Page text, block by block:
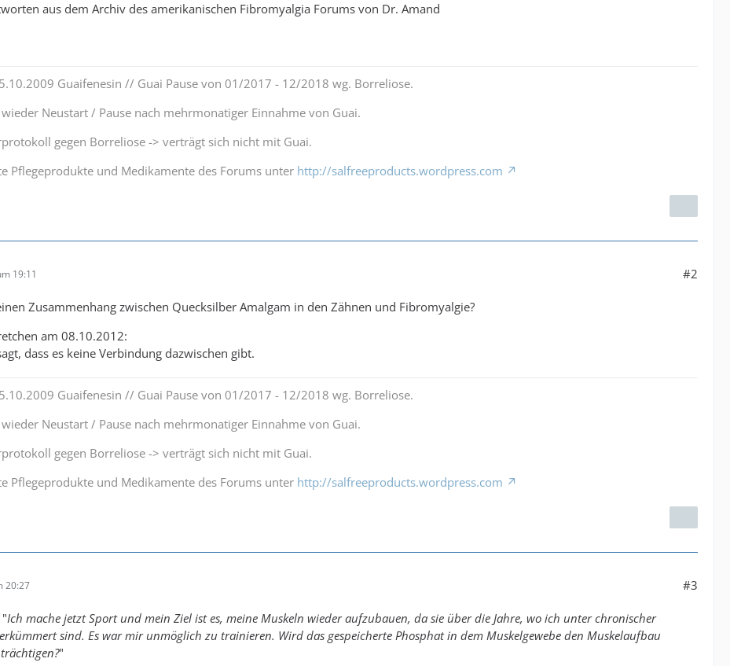
aus dem Archiv des amerikanischen Fibromyalgia Forums von Dr. Amand
Guaifenesin // Guai Pause von 01/2017 - 12/2018 wg. Borreliose.
Neustart / Pause nach mehrmonatiger Einnahme von Guai.
gegen Borreliose -> verträgt sich nicht mit Guai.
Pflegeprodukte und Medikamente des Forums unter http://salfreeproducts.wordpress.com
19:11 #2
Zusammenhang zwischen Quecksilber Amalgam in den Zähnen und Fibromyalgie?
am 08.10.2012:
dass es keine Verbindung dazwischen gibt.
Guaifenesin // Guai Pause von 01/2017 - 12/2018 wg. Borreliose.
Neustart / Pause nach mehrmonatiger Einnahme von Guai.
gegen Borreliose -> verträgt sich nicht mit Guai.
Pflegeprodukte und Medikamente des Forums unter http://salfreeproducts.wordpress.com
20:27 #3
Ich mache jetzt Sport und mein Ziel ist es, meine Muskeln wieder aufzubauen, da sie über die Jahre, wo ich unter chronischer
sind. Es war mir unmöglich zu trainieren. Wird das gespeicherte Phosphat in dem Muskelgewebe den Muskelaufbau
"